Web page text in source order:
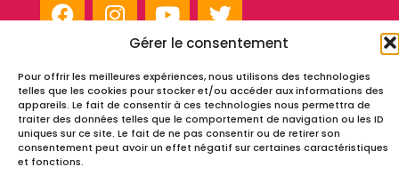
Gérer le consentement
Pour offrir les meilleures expériences, nous utilisons des technologies
telles que les cookies pour stocker et/ou accéder aux informations des
appareils. Le fait de consentir à ces technologies nous permettra de
traiter des données telles que le comportement de navigation ou les ID
uniques sur ce site. Le fait de ne pas consentir ou de retirer son
consentement peut avoir un effet négatif sur certaines caractéristiques
et fonctions.
Infos
Tous droits réservés – Passage Cordeliers
Site réalisé avec
par la sociétéMiloctav
Mentions légales et politique de confidentialité